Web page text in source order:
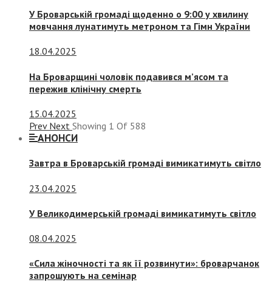
У Броварській громаді щоденно о 9:00 у хвилину
мовчання лунатимуть метроном та Гімн України
18.04.2025
На Броварщині чоловік подавився м’ясом та
пережив клінічну смерть
15.04.2025
Prev Next Showing 1 Of 588
АНОНСИ
Завтра в Броварській громаді вимикатимуть світло
23.04.2025
У Великодимерській громаді вимикатимуть світло
08.04.2025
«Сила жіночності та як її розвинути»: броварчанок
запрошують на семінар